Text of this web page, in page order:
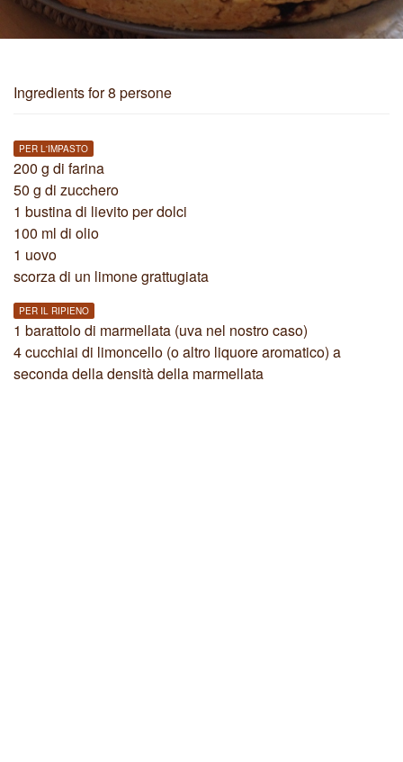
Ingredientsfor 8 persone
PER L'IMPASTO
200 g di farina
50 g di zucchero
1 bustina di lievito per dolci
100 ml di olio
1 uovo
scorza di un limone grattugiata
PER IL RIPIENO
1 barattolo di marmellata (uva nel nostro caso)
4 cucchiai di limoncello (o altro liquore aromatico) a
seconda della densità della marmellata